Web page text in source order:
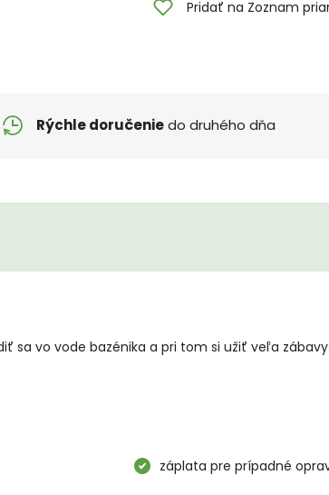
Pridať na Zoznam
Rýchle doručeniedo druhého dňa
vo vode bazénika a pri tom si užiť veľa
záplata pre prípadné